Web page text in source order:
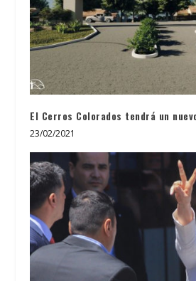
El Cerros Colorados tendrá un
23/02/2021